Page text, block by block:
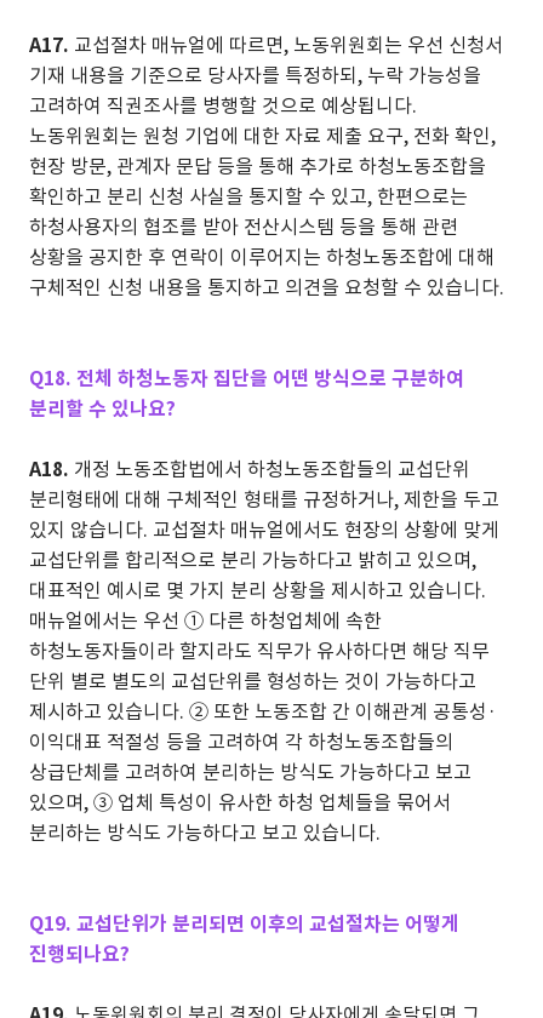
A17. 교섭절차 매뉴얼에 따르면, 노동위원회는 우선 신청서
기재 내용을 기준으로 당사자를 특정하되, 누락 가능성을
고려하여 직권조사를 병행할 것으로 예상됩니다.
노동위원회는 원청 기업에 대한 자료 제출 요구, 전화 확인,
현장 방문, 관계자 문답 등을 통해 추가로 하청노동조합을
확인하고 분리 신청 사실을 통지할 수 있고, 한편으로는
하청사용자의 협조를 받아 전산시스템 등을 통해 관련
상황을 공지한 후 연락이 이루어지는 하청노동조합에 대해
구체적인 신청 내용을 통지하고 의견을 요청할 수 있습니다.
Q18. 전체 하청노동자 집단을 어떤 방식으로 구분하여
분리할 수 있나요?
A18. 개정 노동조합법에서 하청노동조합들의 교섭단위
분리형태에 대해 구체적인 형태를 규정하거나, 제한을 두고
있지 않습니다. 교섭절차 매뉴얼에서도 현장의 상황에 맞게
교섭단위를 합리적으로 분리 가능하다고 밝히고 있으며,
대표적인 예시로 몇 가지 분리 상황을 제시하고 있습니다.
매뉴얼에서는 우선 ① 다른 하청업체에 속한
하청노동자들이라 할지라도 직무가 유사하다면 해당 직무
단위 별로 별도의 교섭단위를 형성하는 것이 가능하다고
제시하고 있습니다. ② 또한 노동조합 간 이해관계 공통성·
이익대표 적절성 등을 고려하여 각 하청노동조합들의
상급단체를 고려하여 분리하는 방식도 가능하다고 보고
있으며, ③ 업체 특성이 유사한 하청 업체들을 묶어서
분리하는 방식도 가능하다고 보고 있습니다.
Q19. 교섭단위가 분리되면 이후의 교섭절차는 어떻게
진행되나요?